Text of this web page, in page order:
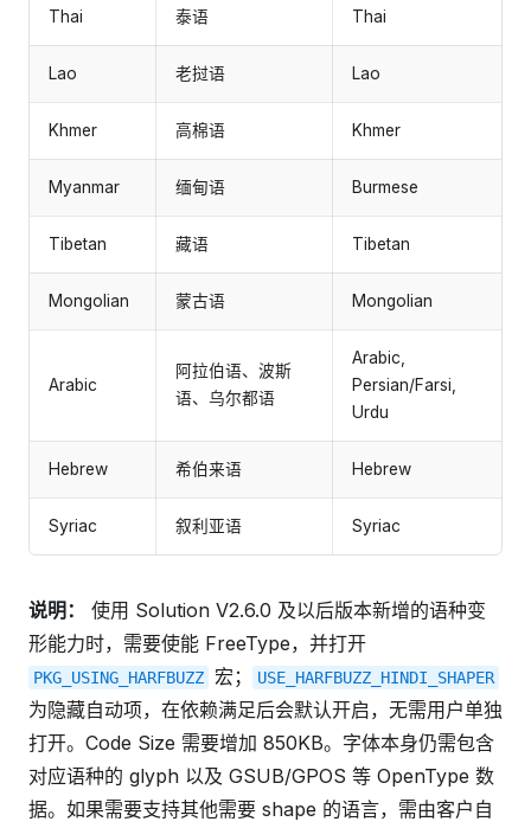
Thai 泰语 Thai
Lao 老挝语 Lao
Khmer 高棉语 Khmer
Myanmar 缅甸语 Burmese
Tibetan 藏语 Tibetan
Mongolian 蒙古语 Mongolian
Arabic
阿拉伯语、波斯
语、乌尔都语
Arabic,
Persian/Farsi,
Urdu
Hebrew 希伯来语 Hebrew
Syriac 叙利亚语 Syriac
说明：
使用 Solution V2.6.0 及以后版本新增的语种变
形能力时，需要使能 FreeType，并打开
PKG_USING_HARFBUZZ 宏； USE_HARFBUZZ_HINDI_SHAPER
为隐藏自动项，在依赖满足后会默认开启，无需用户单独
打开。Code Size 需要增加 850KB。字体本身仍需包含
对应语种的 glyph 以及 GSUB/GPOS 等 OpenType 数
据。如果需要支持其他需要 shape 的语言，需由客户自